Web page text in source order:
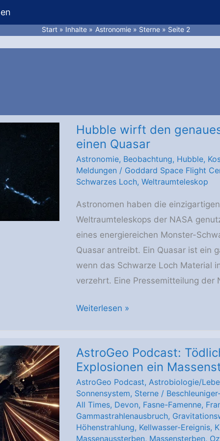
Start Inhalte Astronomie Sterne Seite 2
Hubble wirft den
einen Quasar
Astronomie, Beobachtung, Hubble,
Meldungen / Goddard Space Flight
Schwarzes Loch, Weltraumteleskop
Astronomen haben die
Weltraumteleskops der NASA
eines energiereichen Monster-
Quasar antreibt. Ein Quasar ist ein
wenn das Schwarze Loch Material
verzehrt. Eine Pressemitteilung der
Hubble
genauesten
Blick
aller
Zeiten
auf
einen
Weiterlesen »
AstroGeo Podcast:
Explosionen ein
AstroGeo Podcast, Astrobiologie/
Sonnensystem, Sterne/
All Times, Devon, Fasne-Famenne,
Gammastrahlenausbruch,
Höhenstrahlung, Kellwasser-Ereignis,
Massenaussterben, Massensterben,